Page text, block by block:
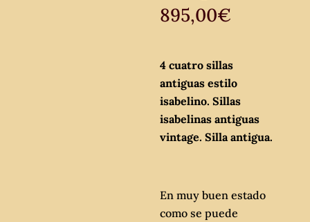
895,00€
4 cuatro sillas
antiguas estilo
isabelino. Sillas
isabelinas antiguas
vintage. Silla antigua.
En muy buen estado
como se puede